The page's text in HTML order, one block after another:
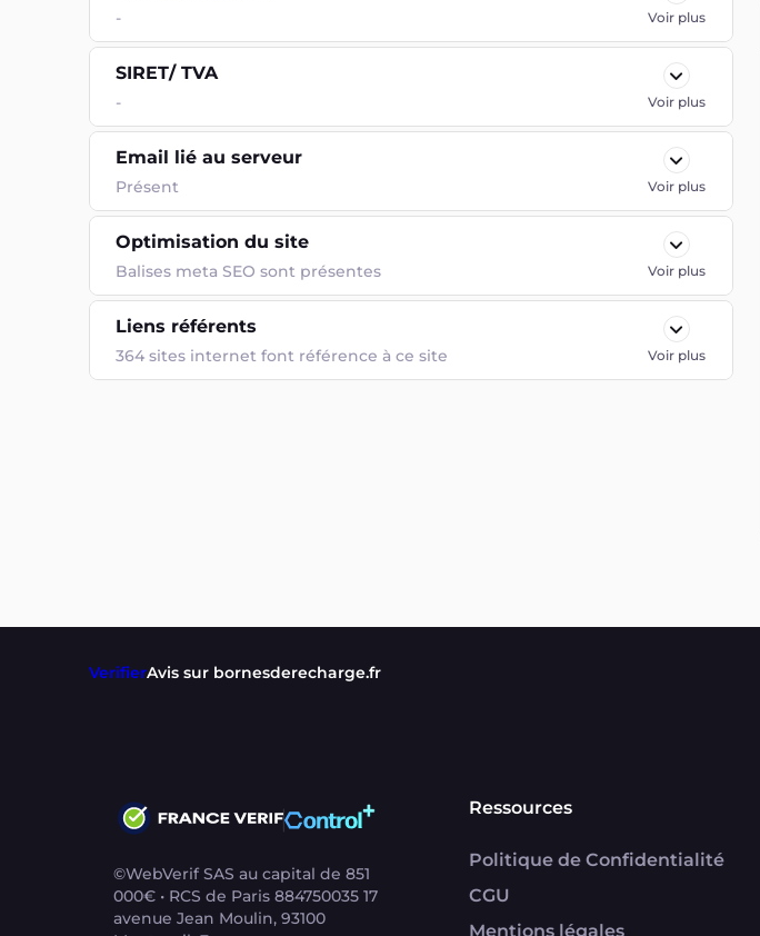
- Voir plus
SIRET/ TVA
- Voir plus
Email lié au serveur
Présent Voir plus
Optimisation du site
Balises meta SEO sont présentes Voir plus
Liens référents
364 sites internet font référence à ce site Voir plus
VerifierAvis sur bornesderecharge.fr
©WebVerif SAS au capital de 851
000€ • RCS de Paris 884750035 17
avenue Jean Moulin, 93100
Ressources
Politique de Confidentialité
CGU
Mentions légales